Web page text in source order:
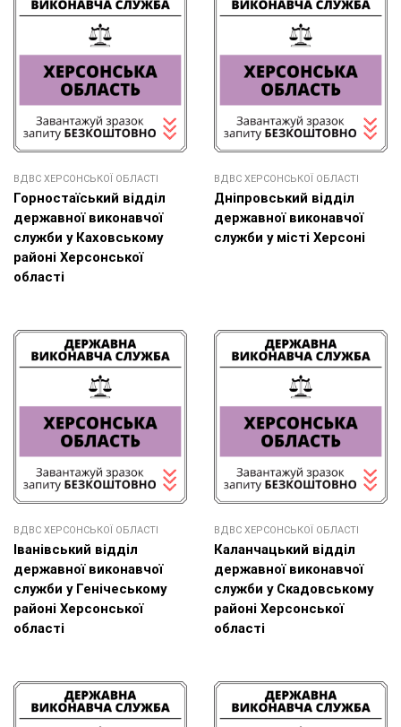
ВДВС ХЕРСОНСЬКОЇ ОБЛАСТІ
Горностаїський відділ
державної виконавчої
служби у Каховському
районі Херсонської
області
ВДВС ХЕРСОНСЬКОЇ ОБЛАСТІ
Дніпровський відділ
державної виконавчої
служби у місті Херсоні
ВДВС ХЕРСОНСЬКОЇ ОБЛАСТІ
Іванівський відділ
державної виконавчої
служби у Генічеському
районі Херсонської
області
ВДВС ХЕРСОНСЬКОЇ ОБЛАСТІ
Каланчацький відділ
державної виконавчої
служби у Скадовському
районі Херсонської
області